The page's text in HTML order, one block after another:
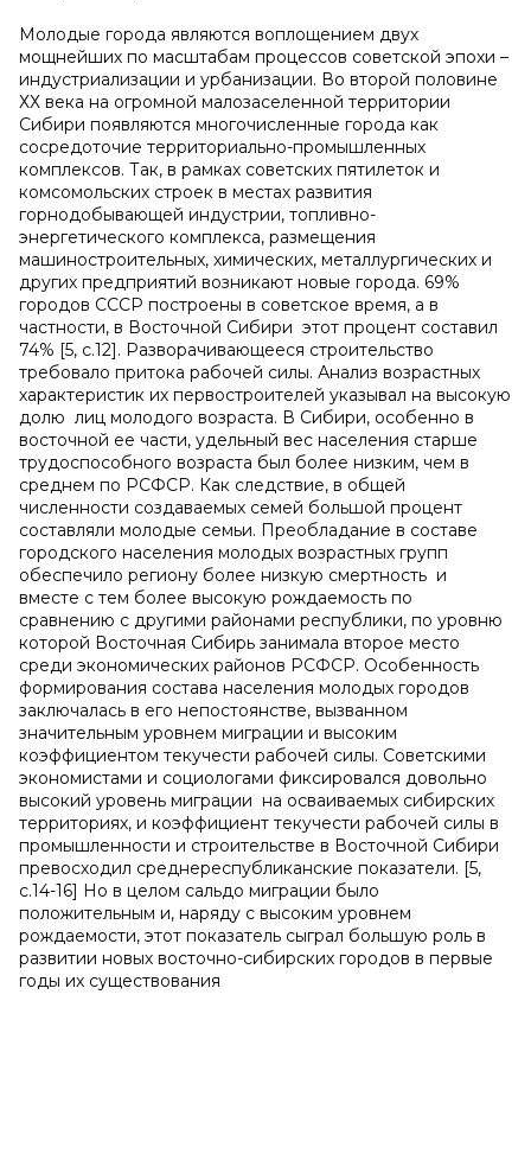
Молодые города являются воплощением двух
мощнейших по масштабам процессов советской эпохи –
индустриализации и урбанизации. Во второй половине
ХХ века на огромной малозаселенной территории
Сибири появляются многочисленные города как
сосредоточие территориально-промышленных
комплексов. Так, в рамках советских пятилеток и
комсомольских строек в местах развития
горнодобывающей индустрии, топливно-
энергетического комплекса, размещения
машиностроительных, химических, металлургических и
других предприятий возникают новые города. 69%
городов СССР построены в советское время, а в
частности, в Восточной Сибири этот процент составил
74% [5, с.12]. Разворачивающееся строительство
требовало притока рабочей силы. Анализ возрастных
характеристик их первостроителей указывал на высокую
долю лиц молодого возраста. В Сибири, особенно в
восточной ее части, удельный вес населения старше
трудоспособного возраста был более низким, чем в
среднем по РСФСР. Как следствие, в общей
численности создаваемых семей большой процент
составляли молодые семьи. Преобладание в составе
городского населения молодых возрастных групп
обеспечило региону более низкую смертность и
вместе с тем более высокую рождаемость по
сравнению с другими районами республики, по уровню
которой Восточная Сибирь занимала второе место
среди экономических районов РСФСР. Особенность
формирования состава населения молодых городов
заключалась в его непостоянстве, вызванном
значительным уровнем миграции и высоким
коэффициентом текучести рабочей силы. Советскими
экономистами и социологами фиксировался довольно
высокий уровень миграции на осваиваемых сибирских
территориях, и коэффициент текучести рабочей силы в
промышленности и строительстве в Восточной Сибири
превосходил среднереспубликанские показатели. [5,
с.14-16] Но в целом сальдо миграции было
положительным и, наряду с высоким уровнем
рождаемости, этот показатель сыграл большую роль в
развитии новых восточно-сибирских городов в первые
годы их существования